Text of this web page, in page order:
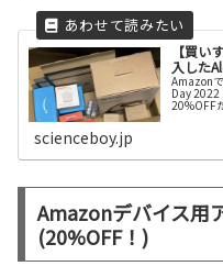
【買い
入した
Amazon
Day 2022
20%OFF
scienceboy.jp
Amazonデバイス用
(20%OFF！)